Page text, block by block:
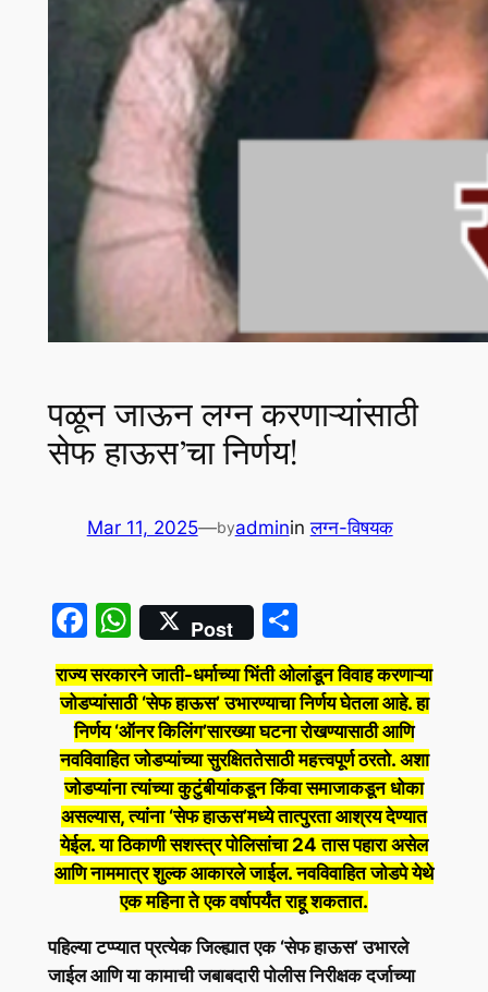
पळून जाऊन लग्न करणाऱ्यांसाठी
सेफ हाऊस’चा निर्णय!
Mar 11, 2025—byadmininलग्न-विषयक
Facebook
WhatsApp
Post Share
राज्य सरकारने जाती-धर्माच्या भिंती ओलांडून विवाह करणाऱ्या
जोडप्यांसाठी ‘सेफ हाऊस’ उभारण्याचा निर्णय घेतला आहे. हा
निर्णय ‘ऑनर किलिंग’सारख्या घटना रोखण्यासाठी आणि
नवविवाहित जोडप्यांच्या सुरक्षिततेसाठी महत्त्वपूर्ण ठरतो. अशा
जोडप्यांना त्यांच्या कुटुंबीयांकडून किंवा समाजाकडून धोका
असल्यास, त्यांना ‘सेफ हाऊस’मध्ये तात्पुरता आश्रय देण्यात
येईल. या ठिकाणी सशस्त्र पोलिसांचा 24 तास पहारा असेल
आणि नाममात्र शुल्क आकारले जाईल. नवविवाहित जोडपे येथे
एक महिना ते एक वर्षापर्यंत राहू शकतात.
पहिल्या टप्प्यात प्रत्येक जिल्ह्यात एक ‘सेफ हाऊस’ उभारले
जाईल आणि या कामाची जबाबदारी पोलीस निरीक्षक दर्जाच्या